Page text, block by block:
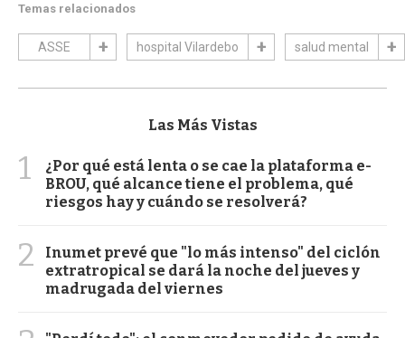
Temas relacionados
ASSE hospital Vilardebo salud mental
Las Más Vistas
1
¿Por qué está lenta o se cae la plataforma e-
BROU, qué alcance tiene el problema, qué
riesgos hay y cuándo se resolverá?
2
Inumet prevé que "lo más intenso" del ciclón
extratropical se dará la noche del jueves y
madrugada del viernes